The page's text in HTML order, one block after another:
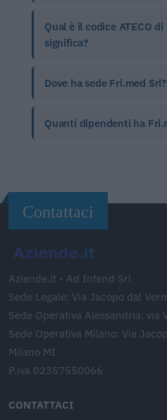
Qual è il codice ATECO
significa?
Dove ha sede Fri.med Srl?
Quanti dipendenti ha
Contattaci
Aziende.it - Ad Intend Srl
Sede Legale: Via Jacopo dal
Sede Operativa Alessandria: via
Sede Operativa Milano: Via
Milano MI
P.iva 02357550066
CONTATTACI